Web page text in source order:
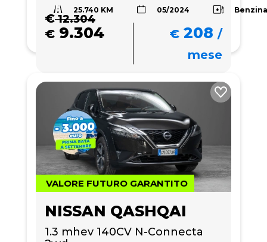
25.740 KM 05/2024
€12.304
€ 9.304 € 208 /
mese
VALORE FUTURO GARANTITO
NISSAN QASHQAI
1.3 mhev 140CV N-Connecta